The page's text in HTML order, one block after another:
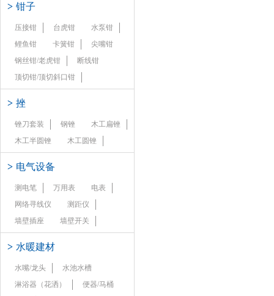
> 钳子
压接钳 台虎钳
水泵钳
鲤鱼钳
卡簧钳
尖嘴钳
钢丝钳/老虎钳
断线钳
顶切钳/顶切斜口钳
> 挫
锉刀套装 钢锉
木工扁锉
木工半圆锉
木工圆锉
> 电气设备
测电笔 万用表
电表
网络寻线仪
测距仪
墙壁插座
墙壁开关
> 水暖建材
水嘴/龙头
水池水槽
淋浴器（花洒）
便器/马桶